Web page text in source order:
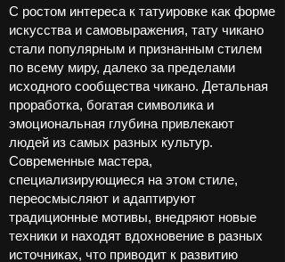
С ростом интереса к татуировке как форме
искусства и самовыражения, тату чикано
стали популярным и признанным стилем
по всему миру, далеко за пределами
исходного сообщества чикано. Детальная
проработка, богатая символика и
эмоциональная глубина привлекают
людей из самых разных культур.
Современные мастера,
специализирующиеся на этом стиле,
переосмысляют и адаптируют
традиционные мотивы, внедряют новые
техники и находят вдохновение в разных
источниках, что приводит к развитию